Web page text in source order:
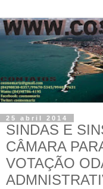
25 abril 2014
SINDAS E
CÂMARA
VOTAÇÃO